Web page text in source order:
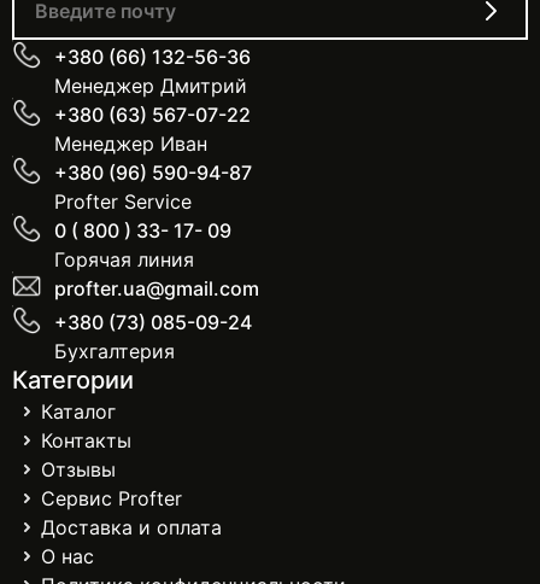
+380 (66) 132-56-36
Менеджер Дмитрий
+380 (63) 567-07-22
Менеджер Иван
+380 (96) 590-94-87
Profter Service
0 ( 800 ) 33- 17- 09
Горячая линия
profter.ua@gmail.com
+380 (73) 085-09-24
Бухгалтерия
Категории
Каталог
Контакты
Отзывы
Сервис Profter
Доставка и оплата
О нас